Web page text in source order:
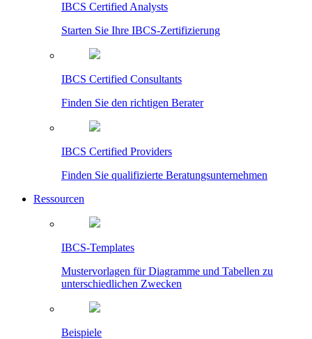
IBCS Certified Analysts
Starten Sie Ihre IBCS-Zertifizierung
IBCS Certified Consultants
Finden Sie den richtigen Berater
IBCS Certified Providers
Finden Sie qualifizierte Beratungsunternehmen
Ressourcen
IBCS-Templates
Mustervorlagen für Diagramme und Tabellen zu
unterschiedlichen Zwecken
Beispiele